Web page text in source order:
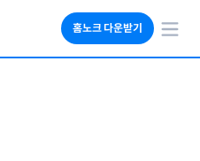
홈노크 다운받기